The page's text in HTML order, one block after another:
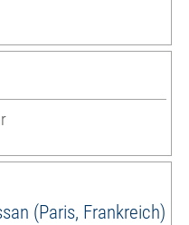
(Paris, Frankreich)